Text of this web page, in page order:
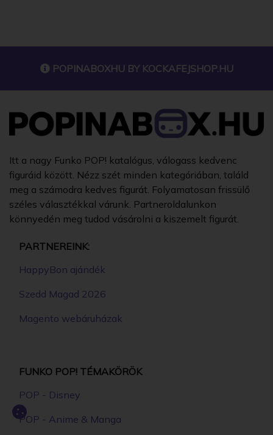
POPINABOXHU BY KOCKAFEJSHOP.HU
Itt a nagy Funko POP! katalógus, válogass kedvenc
figuráid között. Nézz szét minden kategóriában, találd
meg a számodra kedves figurát. Folyamatosan frissülő
széles választékkal várunk. Partneroldalunkon
könnyedén meg tudod vásárolni a kiszemelt figurát.
PARTNEREINK:
HappyBon ajándék
Szedd Magad 2026
Magento webáruházak
FUNKO POP! TÉMAKÖRÖK
POP - Disney
POP - Anime & Manga